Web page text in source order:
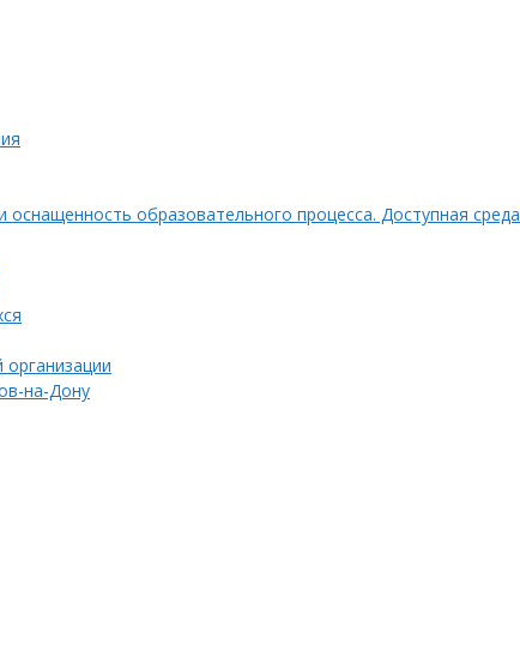
образовательного процесса. Доступная среда
на-Дону